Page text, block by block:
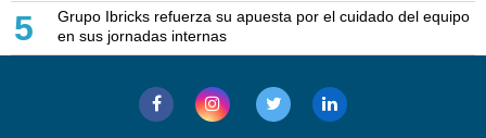
5
Grupo Ibricks refuerza su apuesta por el cuidado del equipo
en sus jornadas internas